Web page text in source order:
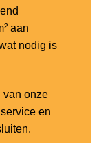
aan
nodig is
van onze
en